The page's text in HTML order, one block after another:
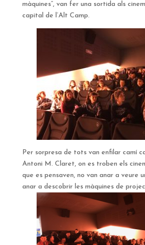
màquines”, van fer una sortida als
capital de l’Alt Camp.
Per sorpresa de tots van enfilar camí
Antoni M. Claret, on es troben els
que es pensaven, no van anar a veure
anar a descobrir les màquines de